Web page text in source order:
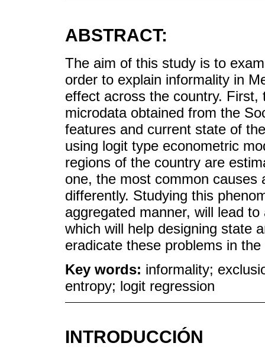
ABSTRACT:
The aim of this study is to
order to explain informality in
effect across the country.
microdata obtained from the
features and current state of
using logit type econometric
regions of the country are
one, the most common causes
differently. Studying this
aggregated manner, will lead
which will help designing state
eradicate these problems in
Key words: informality;
entropy; logit regression
INTRODUCCIÓN